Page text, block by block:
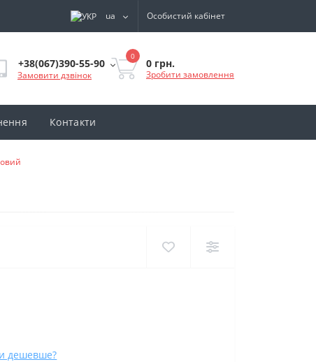
ua Особистий кабінет
+38(067)390-55-90
Замовити дзвінок
0
0 грн.
Зробити замовлення
Контакти
дешевше?